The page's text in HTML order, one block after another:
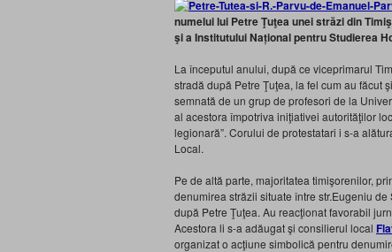
numelui lui Petre Ţuţea unei străzi din
şi a Institutului Național pentru Studierea
La începutul anului, după ce viceprimarul
stradă după Petre Ţuţea, la fel cum au făcut
semnată de un grup de profesori de la
al acestora împotriva iniţiativei autorităţilor
legionară”. Corului de protestatari i s-a
Local.
Pe de altă parte, majoritatea timişorenilor,
denumirea străzii situate între str.Eugeniu
după Petre Ţuţea. Au reacţionat favorabil
Acestora li s-a adăugat şi consilierul local
organizat o acţiune simbolică pentru